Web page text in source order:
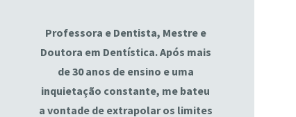
Professora e Dentista, Mestre e
Doutora em Dentística. Após mais
de 30 anos de ensino e uma
inquietação constante, me bateu
a vontade de extrapolar os limites